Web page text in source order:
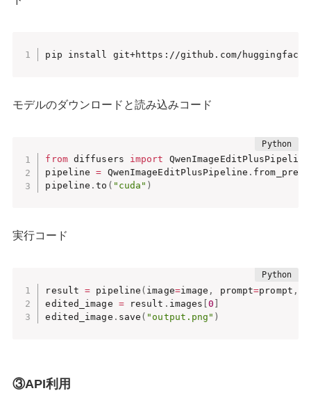
pip install git+https://github.com/
モデルのダウンロードと読み込みコード
from diffusers import
QwenImageEditPlusPipeline
pipeline = QwenImageEditPlusPipeline .
pipeline .to ( "cuda" )
実行コード
result = pipeline ( image=image , prompt=prompt ,
edited_image = result . images [0
edited_image . save ( "output.png" )
③API利用